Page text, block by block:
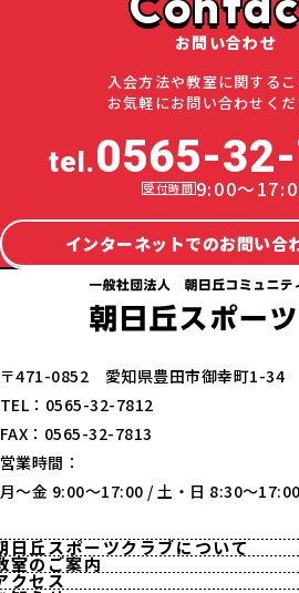
お問い合わせ
入会方法や教室に関する
お気軽にお問い合わせくだ
tel.0565-
9:00～
インターネットでのお問い合
〒471-0852 愛知県豊田市御幸町1-34
TEL：0565-32-7812
FAX：0565-32-7813
営業時間：
月〜金 9:00〜17:00 / 土・日 8:30〜17:00
日丘スポーツクラブについて
室のご案内
クセス